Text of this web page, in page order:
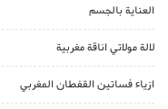
العناية بالجسم
لالة مولاتي اناقة مغربية
ازياء فساتين القفطان المغربي